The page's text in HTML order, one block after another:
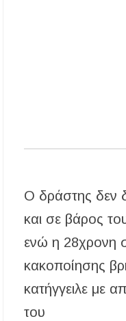
Ο δράστης δεν
και σε βάρος
ενώ η 28χρονη
κακοποίησης
κατήγγειλε με
του